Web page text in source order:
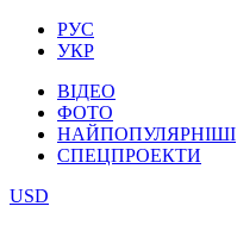
РУС
УКР
ВІДЕО
ФОТО
НАЙПОПУЛЯРНІШІ
СПЕЦПРОЕКТИ
USD